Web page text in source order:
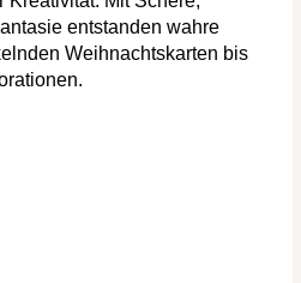
entstanden wahre
Weihnachtskarten bis